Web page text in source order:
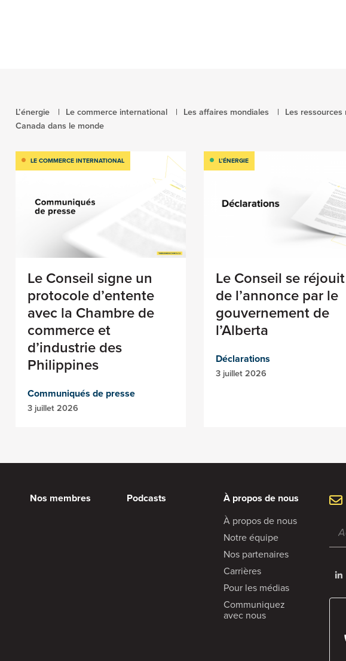
L’énergie Le commerce international Les affaires mondiales Les ressources
Canada dans le monde
LE COMMERCE INTERNATIONAL
Le Conseil signe un
protocole d’entente
avec la Chambre de
commerce et
d’industrie des
Philippines
Communiqués de presse
3 juillet 2026
L’ÉNERGIE
Le Conseil se réjouit
de l’annonce par le
gouvernement de
l’Alberta
Déclarations
3 juillet 2026
Nos membres Podcasts
À propos de nous
À propos de nous
Notre équipe
Nos partenaires
Carrières
Pour les médias
Communiquez
avec nous